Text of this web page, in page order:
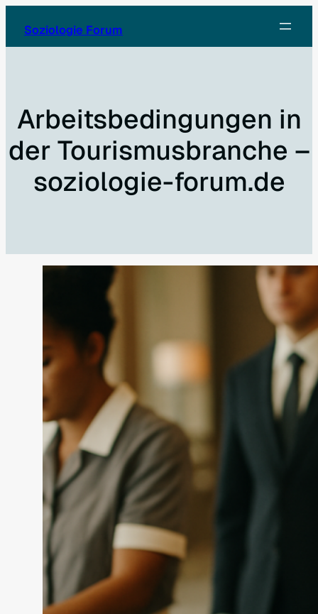
Inhalt
springen
Soziologie Forum
Arbeitsbedingungen in
der Tourismusbranche –
soziologie-forum.de